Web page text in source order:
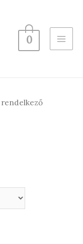
0
rendelkező